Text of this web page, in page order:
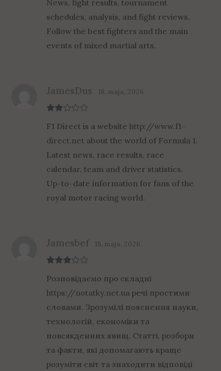
News, fight results, tournament
schedules, analysis, and fight reviews.
Follow the best fighters and the main
events of mixed martial arts.
d2
of 5
JamesDus 18. maja, 2026
F1 Direct is a website http://www.f1-
direct.net about the world of Formula 1.
Latest news, race results, race
calendar, team and driver statistics.
Up-to-date information for fans of the
royal motor racing world.
out of 5
Jamesbef 18. maja, 2026
Розповідаємо про складні
https://notatky.net.ua речі простими
словами. Зрозумілі пояснення науки,
технологій, економіки та
повсякденних явищ. Статті, розбори
та факти, які допомагають краще
розуміти світ та знаходити відповіді